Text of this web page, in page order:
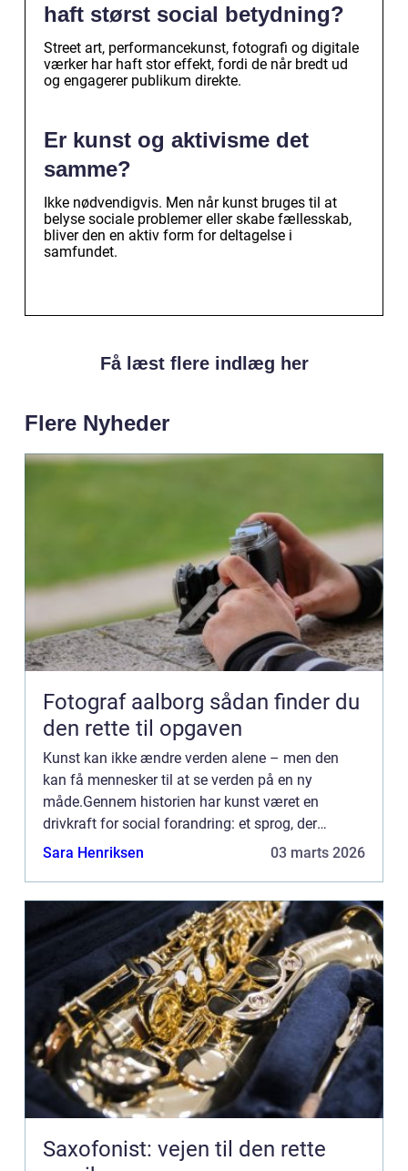
haft størst social betydning?
Street art, performancekunst, fotografi og digitale
værker har haft stor effekt, fordi de når bredt ud
og engagerer publikum direkte.
Er kunst og aktivisme det
samme?
Ikke nødvendigvis. Men når kunst bruges til at
belyse sociale problemer eller skabe fællesskab,
bliver den en aktiv form for deltagelse i
samfundet.
Få læst flere indlæg her
Flere Nyheder
Fotograf aalborg sådan finder du
den rette til opgaven
Kunst kan ikke ændre verden alene – men den
kan få mennesker til at se verden på en ny
måde.Gennem historien har kunst været en
drivkraft for social forandring: et sprog, der
overskrider politik, klasse og kultur. ...
Sara Henriksen 03 marts 2026
Saxofonist: vejen til den rette